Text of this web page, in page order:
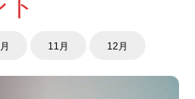
11月 12月